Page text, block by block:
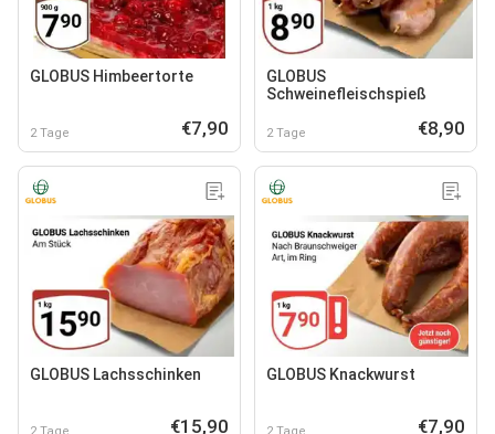
GLOBUS Himbeertorte
2 Tage €7,90
GLOBUS
Schweinefleischspieß
2 Tage €8,90
GLOBUS Lachsschinken
2 Tage €15,90
GLOBUS Knackwurst
2 Tage €7,90